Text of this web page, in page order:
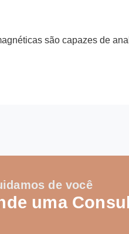
são capazes de
de você
uma